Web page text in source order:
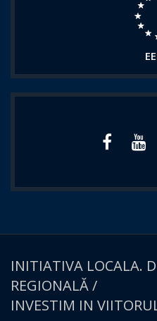
INITIATIVA LOCALA.
REGIONALĂ /
INVESTIM IN